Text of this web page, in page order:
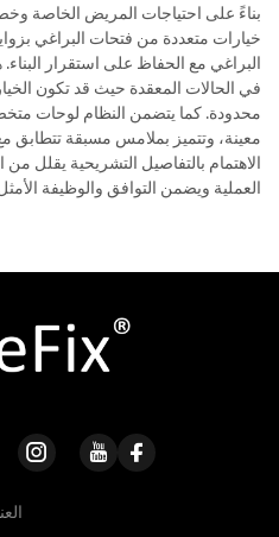
بناءً على احتياجات المريض الخاصة
خيارات متعددة من فتحات البراغي
البراغي مع الحفاظ على استقرار
في الحالات المعقدة حيث قد تكون
محدودة. كما يتضمن النظام لوحات
معينة، وتتميز بملامس مسبقة تتطابق
الاهتمام بالتفاصيل التشريحية يقلل من
العملية ويضمن التوافق والوظيفة